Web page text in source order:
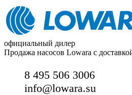
официальный дилер
Продажа насосов Lowara с
8 495 506 3006
info@lowara.su